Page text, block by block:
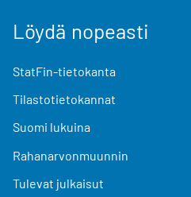
Löydä nopeasti
StatFin-tietokanta
Tilastotietokannat
Suomi lukuina
Rahanarvonmuunnin
Tulevat julkaisut